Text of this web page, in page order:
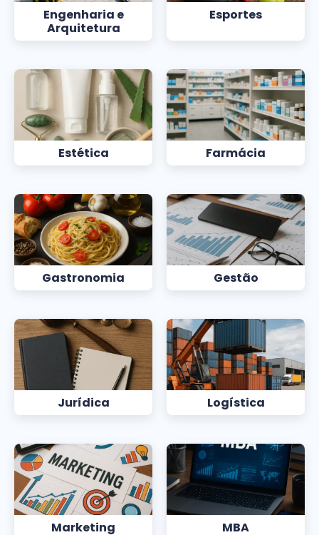
Engenharia e
Arquitetura
Esportes
Estética Farmácia
Gastronomia Gestão
Jurídica Logística
Marketing MBA